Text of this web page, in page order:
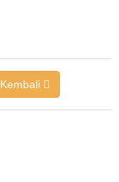
Kembali